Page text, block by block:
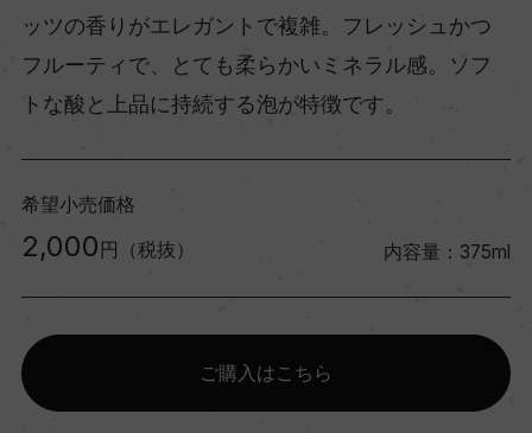
ッツの香りがエレガントで複雑。フレッシュかつ
フルーティで、とても柔らかいミネラル感。ソフ
トな酸と上品に持続する泡が特徴です。
希望小売価格
2,000 円（税抜） 内容量：375ml
ご購入はこちら